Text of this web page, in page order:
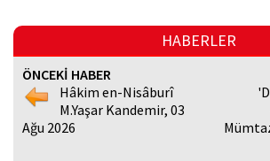
HABERLER
ÖNCEKİ HABER
Hâkim en-Nisâburî
M.Yaşar Kandemir, 03
Ağu 2026